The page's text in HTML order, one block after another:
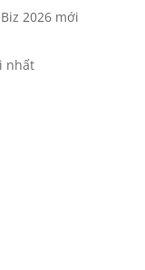
2026 mới
nhất